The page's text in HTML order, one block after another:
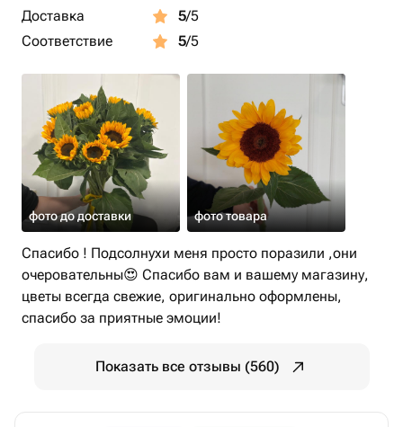
Доставка
5/5
Соответствие
5/5
фото до доставки фото товара
Спасибо ! Подсолнухи меня просто поразили ,они
очеровательны😍 Спасибо вам и вашему магазину,
цветы всегда свежие, оригинально оформлены,
спасибо за приятные эмоции!
Показать все отзывы (560)